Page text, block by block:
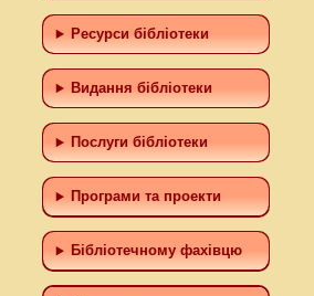
Ресурси бібліотеки
Видання бібліотеки
Послуги бібліотеки
Програми та проекти
Бiблiотечному фахiвцю